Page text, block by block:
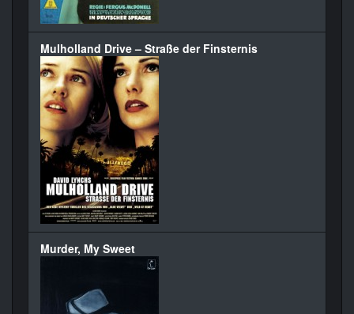
Mulholland Drive – Straße der Finsternis
Murder, My Sweet